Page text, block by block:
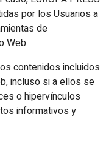
por los Usuarios a
de
Web.
contenidos incluidos
incluso si a ellos se
o hipervínculos
informativos y